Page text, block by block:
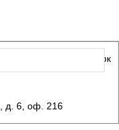
10-15
Индустриальный парк
д. 6, оф. 216